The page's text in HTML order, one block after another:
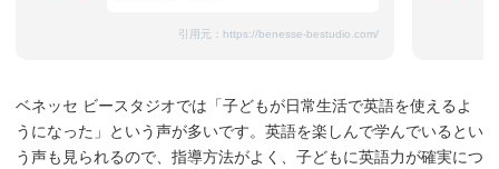
引用元： https://benesse-bestudio.com/
ベネッセ ビースタジオでは「子どもが日常生活で英語を使えるよ
うになった」という声が多いです。英語を楽しんで学んでいるとい
う声も見られるので、指導方法がよく、子どもに英語力が確実につ